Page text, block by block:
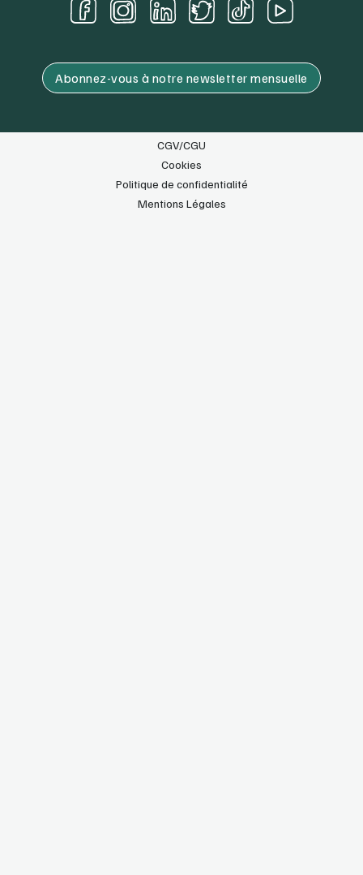
Abonnez-vous à notre newsletter mensuelle
CGV/CGU
Cookies
Politique de confidentialité
Mentions Légales